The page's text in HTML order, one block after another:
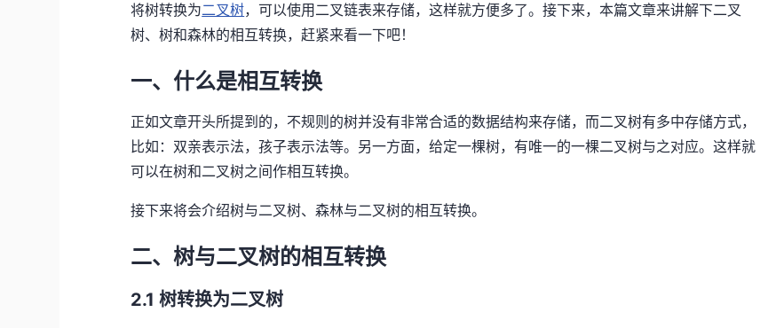
将树转换为二叉树，可以使用二叉链表来存储，这样就方便多了。接下来，本篇文章来讲解下二叉
树、树和森林的相互转换，赶紧来看一下吧！
一、什么是相互转换
正如文章开头所提到的，不规则的树并没有非常合适的数据结构来存储，而二叉树有多中存储方式，
比如：双亲表示法，孩子表示法等。另一方面，给定一棵树，有唯一的一棵二叉树与之对应。这样就
可以在树和二叉树之间作相互转换。
接下来将会介绍树与二叉树、森林与二叉树的相互转换。
二、树与二叉树的相互转换
2.1 树转换为二叉树